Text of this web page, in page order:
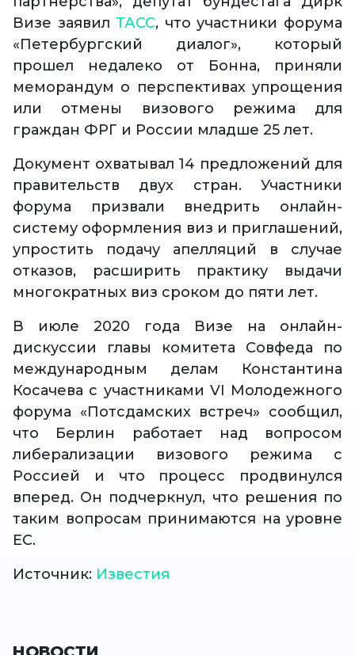
Визе заявилТАСС, что участники форума
«Петербургский диалог», который
прошел недалеко от Бонна, приняли
меморандум о перспективах упрощения
или отмены визового режима для
граждан ФРГ и России младше 25 лет.
Документ охватывал 14 предложений для
правительств двух стран. Участники
форума призвали внедрить онлайн-
систему оформления виз и приглашений,
упростить подачу апелляций в случае
отказов, расширить практику выдачи
многократных виз сроком до пяти лет.
В июле 2020 года Визе на онлайн-
дискуссии главы комитета Совфеда по
международным делам Константина
Косачева с участниками VI Молодежного
форума «Потсдамских встреч» сообщил,
что Берлин работает над вопросом
либерализации визового режима с
Россией и что процесс продвинулся
вперед. Он подчеркнул, что решения по
таким вопросам принимаются на уровне
ЕС.
Источник: Известия